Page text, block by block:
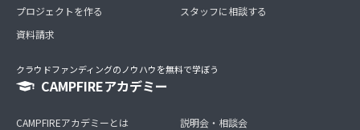
プロジェクトを作る
資料請求
スタッフに相談する
クラウドファンディングのノウハウを無料で学ぼう
CAMPFIREアカデミー
CAMPFIREアカデミーとは
説明会・相談会